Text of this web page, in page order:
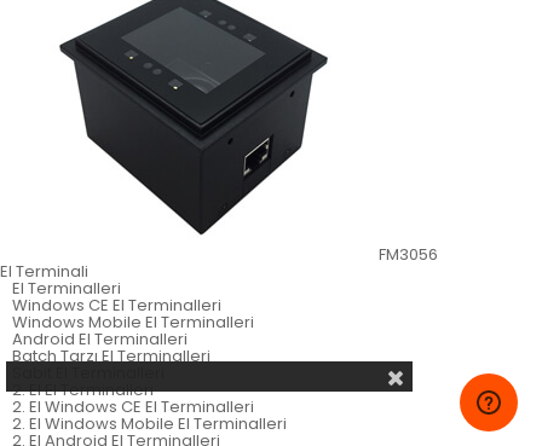
FM3056
El Terminali
El Terminalleri
Windows CE El Terminalleri
Windows Mobile El Terminalleri
Android El Terminalleri
Batch Tarzı El Terminalleri
2. El El Terminalleri
2. El Windows CE El Terminalleri
2. El Windows Mobile El Terminalleri
2. El Android El Terminalleri